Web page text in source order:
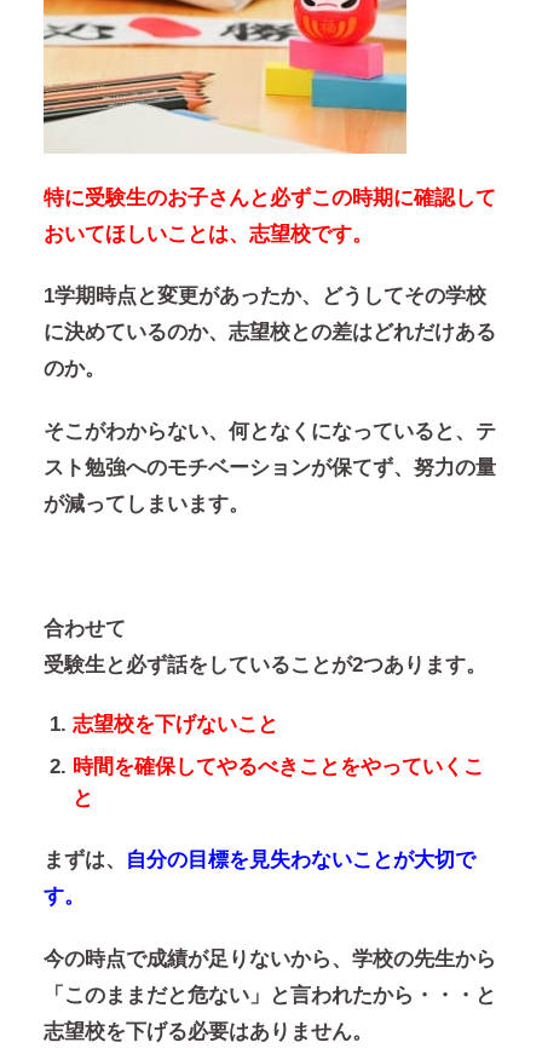
特に受験生のお子さんと必ずこの時期に確認して
おいてほしいことは、志望校です。
1学期時点と変更があったか、どうしてその学校
に決めているのか、志望校との差はどれだけある
のか。
そこがわからない、何となくになっていると、テ
スト勉強へのモチベーションが保てず、努力の量
が減ってしまいます。
合わせて
受験生と必ず話をしていることが2つあります。
志望校を下げないこと
時間を確保してやるべきことをやっていくこ
と
まずは、
自分の目標を見失わないことが大切で
す。
今の時点で成績が足りないから、学校の先生から
「このままだと危ない」と言われたから・・・と
志望校を下げる必要はありません。